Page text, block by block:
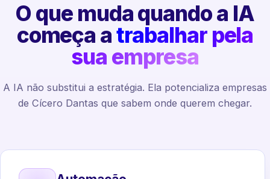
O que muda quando a IA
começa atrabalhar pela
sua empresa
A IA não substitui a estratégia. Ela potencializa empresas
de Cícero Dantas que sabem onde querem chegar.